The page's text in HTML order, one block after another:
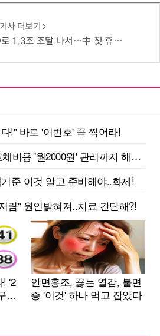
기사 더보기
달 나서…中 첫 휴머노이드 상장사 탄생 임박